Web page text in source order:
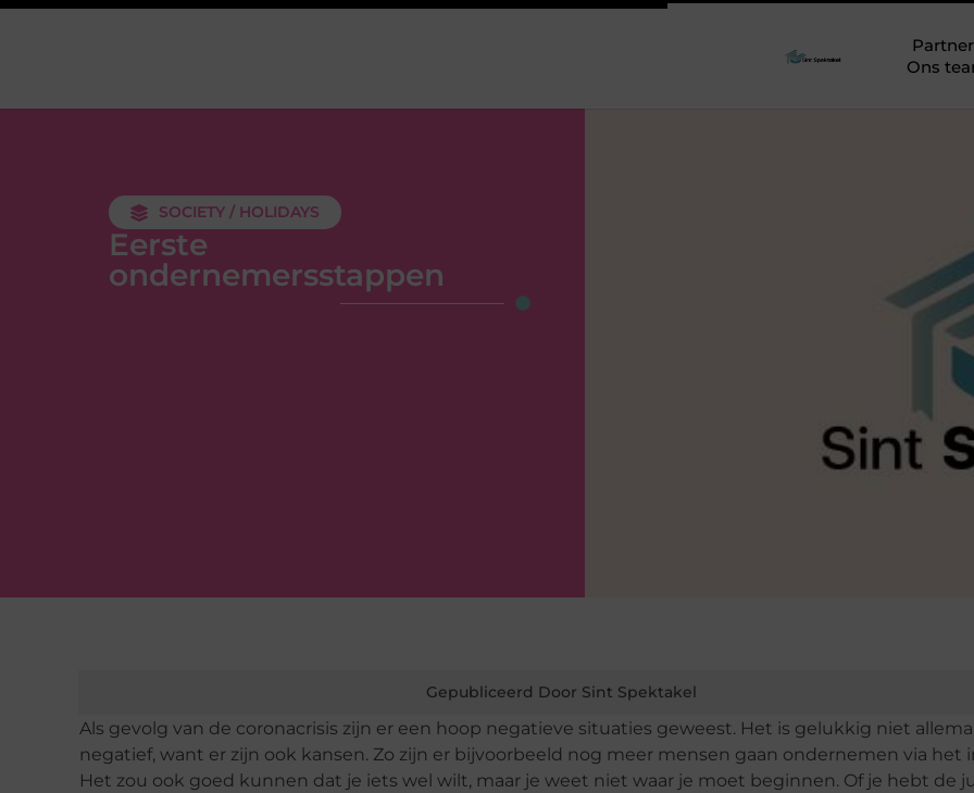
Ons
SOCIETY / HOLIDAYS
Eerste
ondernemersstappen
Gepubliceerd Door Sint Spektakel
Als gevolg van de coronacrisis zijn er een hoop negatieve situaties geweest. Het is gelukkig niet
negatief, want er zijn ook kansen. Zo zijn er bijvoorbeeld nog meer mensen gaan ondernemen via het
Het zou ook goed kunnen dat je iets wel wilt, maar je weet niet waar je moet beginnen. Of je hebt de